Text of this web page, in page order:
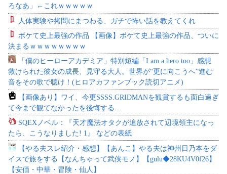
ろなあ」←これｗｗｗｗｗ
人体実験や拷問にまつわる、ガチで怖い話を教えてくれ
ボケて史上最強の作品 【画像】ボケて史上最強の作品、ついに
決まるｗｗｗｗｗｗｗｗ
「僕のヒーローアカデミア」特別短編「I am a hero too」感想
救けられた彼女の成長、見守る大人。世界が“更に向こうへ”進む
音をその歌で聴け！(ヒロアカファンブック読切アニメ)
【画像あり】ワイ、今更SSSS.GRIDMANを観賞するも面白過ぎ
て今まで観てなかったを後悔する…
SQEXノベル：『天才魔法オタクが追放されて辺境領主になっ
たら、こうなりました! 1』 などの表紙
【やる夫スレ紹介・感想】【あんこ】やる夫は神州日乃本をダ
イスで旅をする【なんちゃって武侠モノ】【gulu◆28KU4V0f26】
【安価・中華・冒険・仙人】